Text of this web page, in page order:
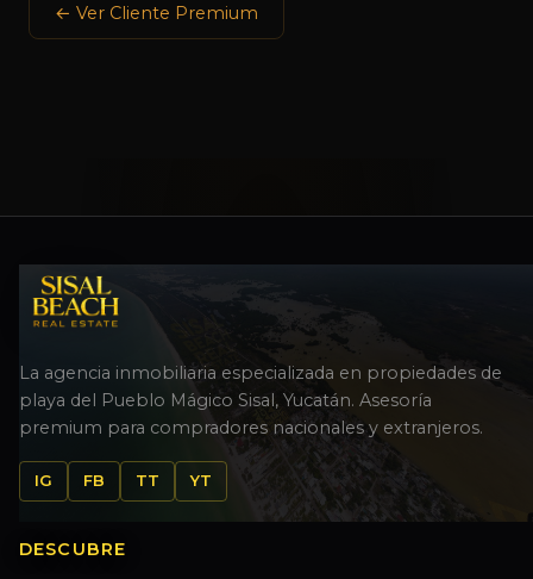
← Ver Cliente Premium
La agencia inmobiliaria especializada en propiedades de
playa del Pueblo Mágico Sisal, Yucatán. Asesoría
premium para compradores nacionales y extranjeros.
IG FB TT YT
DESCUBRE